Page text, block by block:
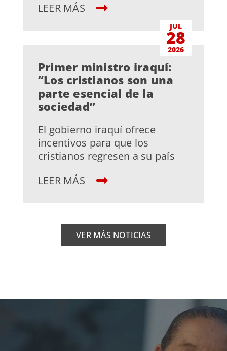
LEER MÁS
JUL
28
2026
Primer ministro iraquí:
“Los cristianos son una
parte esencial de la
sociedad”
El gobierno iraquí ofrece
incentivos para que los
cristianos regresen a su país
LEER MÁS
VER MÁS NOTICIAS